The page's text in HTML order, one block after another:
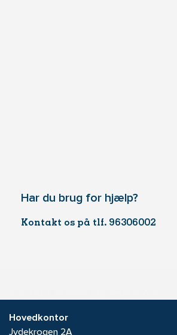
Har du brug for hjælp?
Kontakt os på tlf. 96306002
Hovedkontor
Jydekrogen 2A